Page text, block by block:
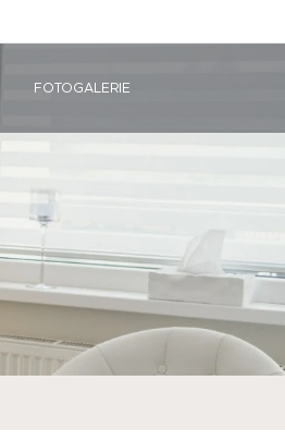
FOTOGALERIE